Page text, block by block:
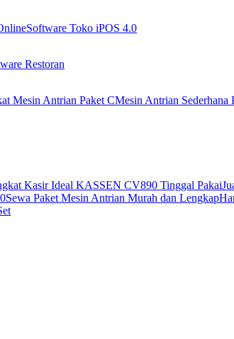
Software Toko iPOS 4.0
Restoran
Mesin Antrian Paket CMesin Antrian Sederhana
Kasir Ideal KASSEN CV890 Tinggal Pakai
Sewa Paket Mesin Antrian Murah dan Lengkap